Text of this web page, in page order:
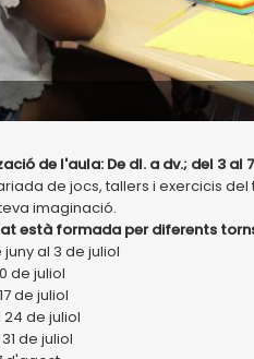
de l'aula: De dl. a dv.; del 3 al
de jocs, tallers i exercicis
imaginació.
està formada per diferents
juny al 3 de juliol
de juliol
de juliol
24 de juliol
de juliol